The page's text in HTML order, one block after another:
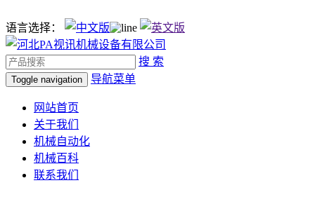
语言选择：
搜 索
Toggle navigation 导航菜单
网站首页
关于我们
机械自动化
机械百科
联系我们